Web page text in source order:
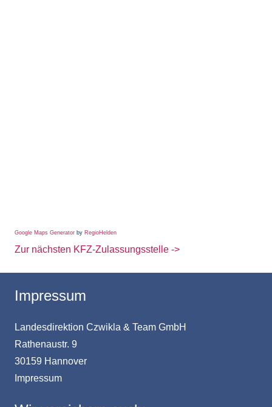
Google Maps Generator by RegioHelden
Zur nächsten KFZ-Zulassungsstelle ->
Impressum
Landesdirektion Czwikla & Team GmbH
Rathenaustr. 9
30159 Hannover
Impressum